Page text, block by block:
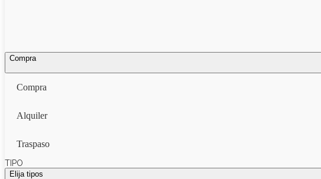
Compra
Compra
Alquiler
Traspaso
TIPO
Elija tipos